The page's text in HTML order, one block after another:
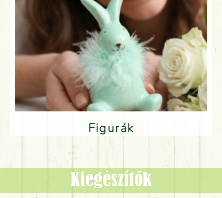
Figurák
Kiegészítők